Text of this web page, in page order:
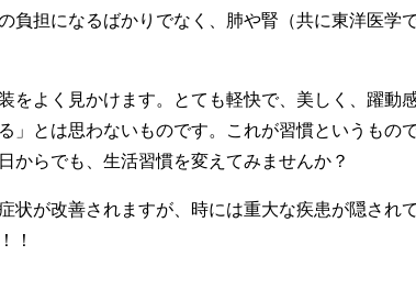
担になるばかりでなく、肺や腎（共に東洋医学
よく見かけます。とても軽快で、美しく、躍動
とは思わないものです。これが習慣というもの
からでも、生活習慣を変えてみませんか？
が改善されますが、時には重大な疾患が隠され
！